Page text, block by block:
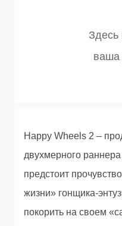
Happy Wheels 2 –
двухмерного
предстоит
жизни» гонщика-
покорить на своем